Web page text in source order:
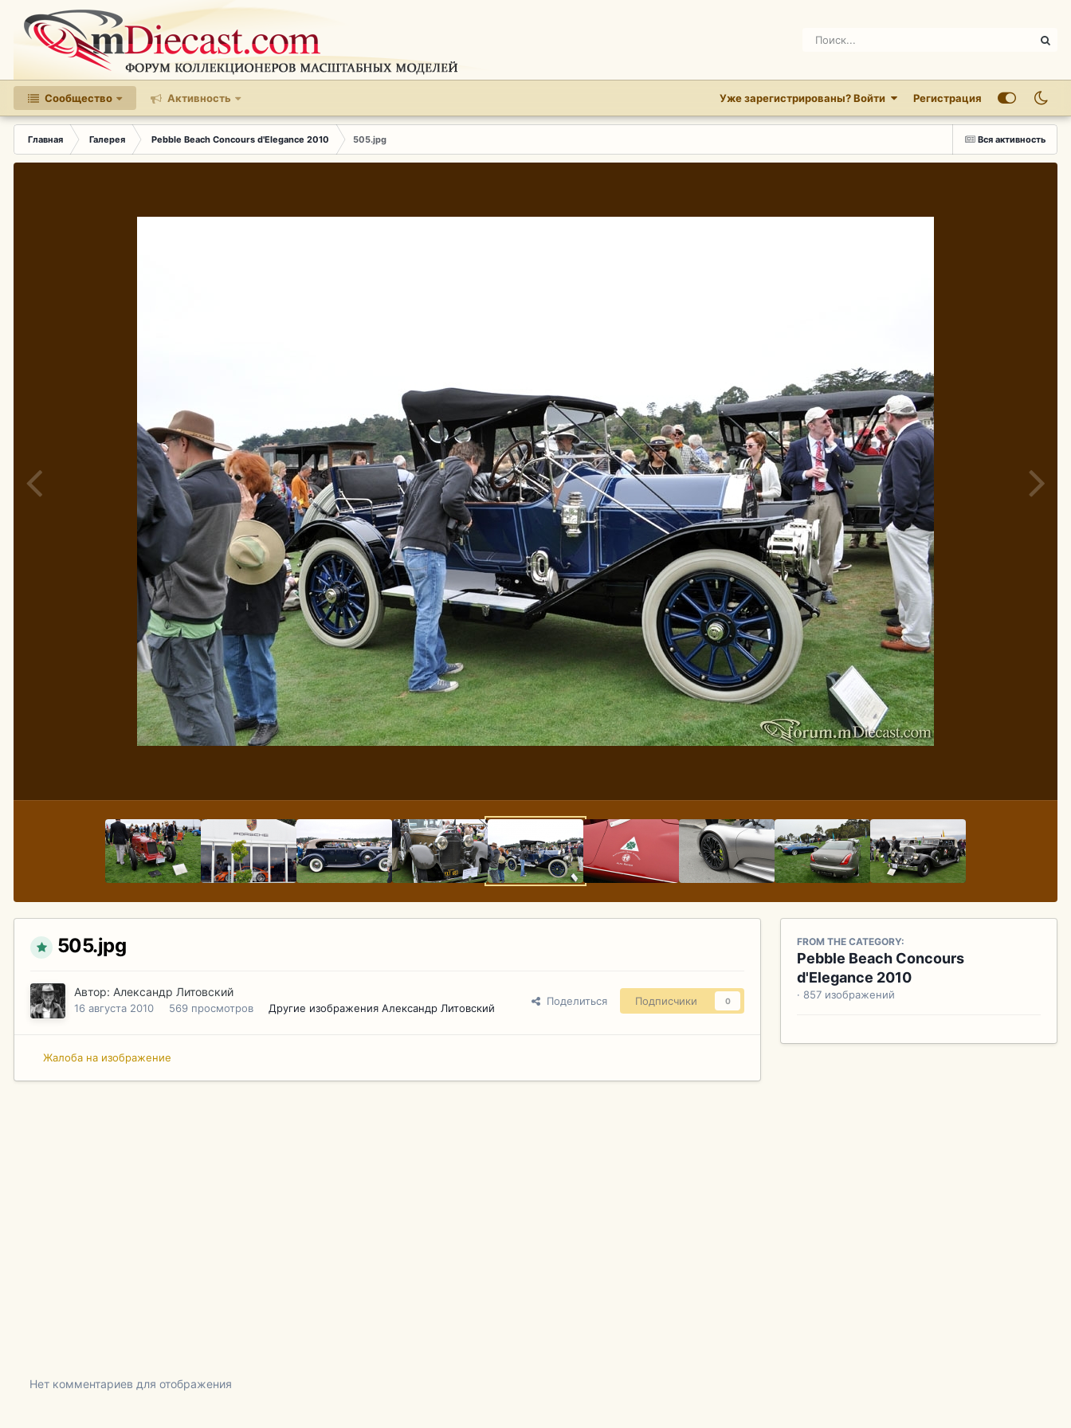
Сообщество Активность Уже зарегистрированы? Войти Регистрация
Вся активность
Главная Галерея Pebble Beach Concours d'Elegance 2010 505.jpg
505.jpg
Автор: Александр Литовский
16 августа 2010 569 просмотров Другие изображения Александр Литовский
Поделиться Подписчики 0
Жалоба на изображение
FROM THE CATEGORY:
Pebble Beach Concours
d'Elegance 2010
· 857 изображений
Нет комментариев для отображения